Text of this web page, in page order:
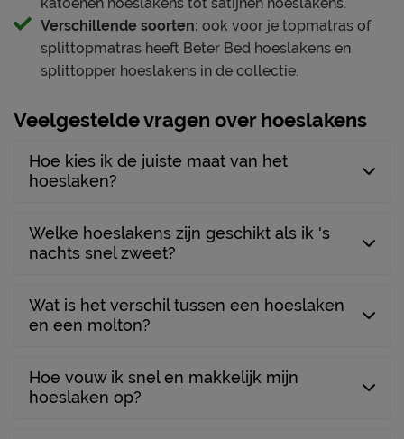
Verschillende soorten: ook voor je topmatras of
splittopmatras heeft Beter Bed hoeslakens en
splittopper hoeslakens in de collectie.
Veelgestelde vragen over hoeslakens
Hoe kies ik de juiste maat van het
hoeslaken?
Welke hoeslakens zijn geschikt als ik 's
nachts snel zweet?
Wat is het verschil tussen een hoeslaken
en een molton?
Hoe vouw ik snel en makkelijk mijn
hoeslaken op?